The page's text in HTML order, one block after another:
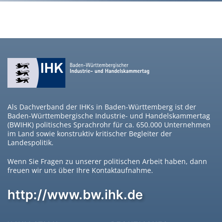
Als Dachverband der IHKs in Baden-Württemberg ist der
Baden-Württembergische Industrie- und Handelskammertag
(BWIHK) politisches Sprachrohr für ca. 650.000 Unternehmen
im Land sowie konstruktiv kritischer Begleiter der
Landespolitik.
Wenn Sie Fragen zu unserer politischen Arbeit haben, dann
freuen wir uns über Ihre Kontaktaufnahme.
http://www.bw.ihk.de